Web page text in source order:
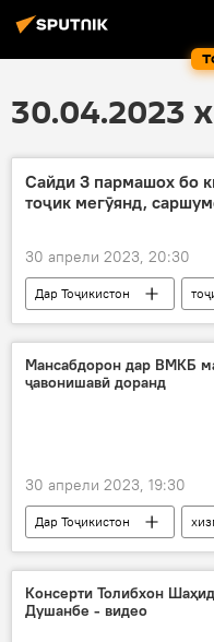
30.04.2023
Сайди 3 пармашох бо
тоҷик мегӯянд,
30 апрели 2023, 20:30
Дар Тоҷикистон
ВМКБ
ҳайвон
шикор
Мансабдорон дар ВМКБ
ҷавонишавӣ доранд
30 апрели 2023, 19:30
Дар Тоҷикистон
ВМКБ
занон
Консерти Толибхон
Душанбе - видео